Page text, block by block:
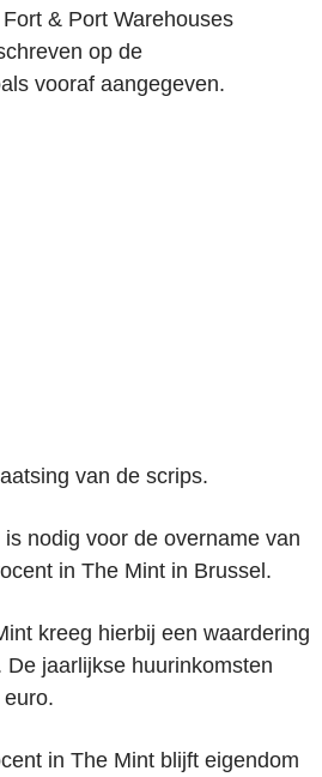
& Port Warehouses
op de
vooraf aangegeven.
van de scrips.
nodig voor de overname van
in The Mint in Brussel.
kreeg hierbij een waardering
jaarlijkse huurinkomsten
in The Mint blijft eigendom